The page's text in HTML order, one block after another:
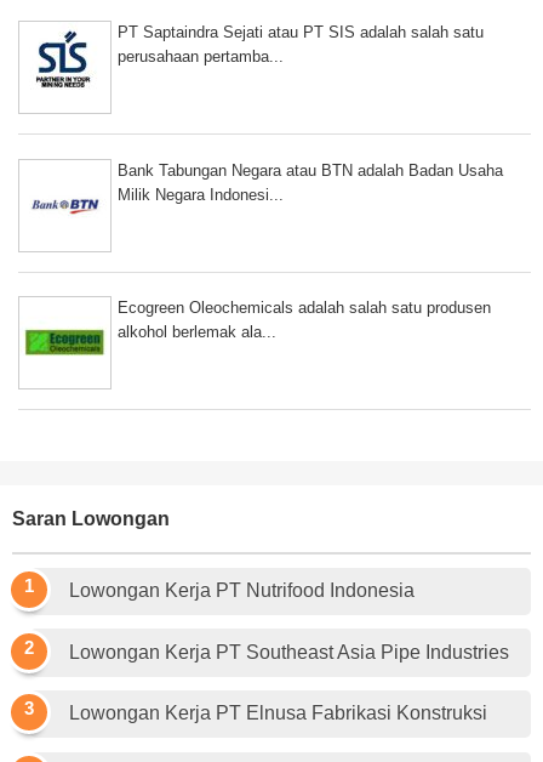
PT Saptaindra Sejati atau PT SIS adalah salah satu
perusahaan pertamba...
Bank Tabungan Negara atau BTN adalah Badan Usaha
Milik Negara Indonesi...
Ecogreen Oleochemicals adalah salah satu produsen
alkohol berlemak ala...
Saran Lowongan
Lowongan Kerja PT Nutrifood Indonesia
Lowongan Kerja PT Southeast Asia Pipe Industries
Lowongan Kerja PT Elnusa Fabrikasi Konstruksi